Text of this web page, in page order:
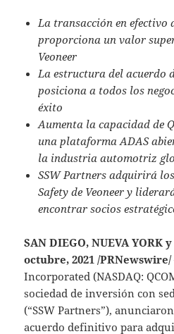
La transacción en efectivo
proporciona un valor
Veoneer
La estructura del acuerdo
posiciona a todos los
éxito
Aumenta la capacidad de
una plataforma ADAS
la industria automotriz
SSW Partners adquirirá
Safety de Veoneer y
encontrar socios
SAN DIEGO, NUEVA YORK
octubre, 2021 /
Incorporated (NASDAQ:
sociedad de inversión con
(“SSW Partners”),
acuerdo definitivo para